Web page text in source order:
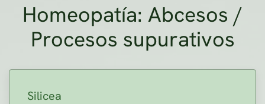
Homeopatía: Abcesos /
Procesos supurativos
Silicea